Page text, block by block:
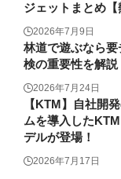
ジェットまとめ【
2026年7月9日
林道で遊ぶなら
検の重要性を解説
2026年7月24日
【KTM】自社開
ムを導入した
デルが登場！
2026年7月17日